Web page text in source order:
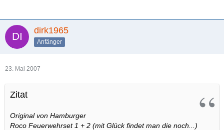
dirk1965
Anfänger
23. Mai 2007
Zitat
Original von Hamburger
Roco Feuerwehrset 1 + 2 (mit Glück findet man die noch...)